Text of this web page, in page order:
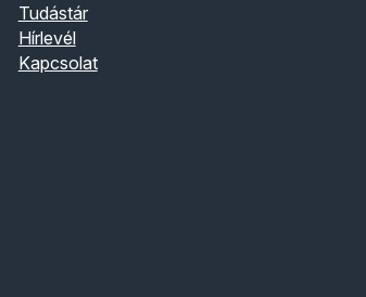
Tudástár
Hírlevél
Kapcsolat